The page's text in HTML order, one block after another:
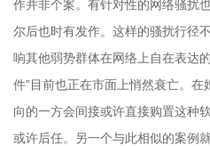
作并非个案。有针对性的网络骚扰
尔后也时有发作。这样的骚扰行径
响其他弱势群体在网络上自在表达
件”目前也正在市面上悄然衰亡。
向的一方会间接或许直接购置这种
或许后任。另一个与此相似的案例